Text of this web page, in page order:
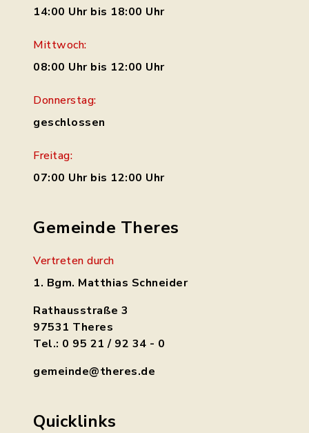
14:00 Uhr bis 18:00 Uhr
Mittwoch:
08:00 Uhr bis 12:00 Uhr
Donnerstag:
geschlossen
Freitag:
07:00 Uhr bis 12:00 Uhr
Gemeinde Theres
Vertreten durch
1. Bgm. Matthias Schneider
Rathausstraße 3
97531 Theres
Tel.: 0 95 21 / 92 34 - 0
gemeinde@theres.de
Quicklinks